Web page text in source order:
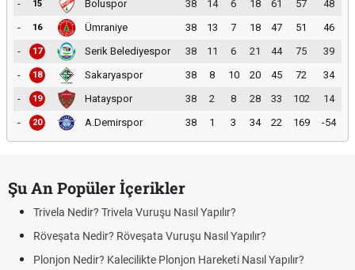
-
15 Boluspor 38 14 6 18 61 57
48
-
16 Ümraniye 38 13 7 18 47 51
46
-
17 Serik Belediyespor 38 11 6 21 44 75
39
-
18 Sakaryaspor 38 8 10 20 45 72
34
-
19 Hatayspor 38 2 8 28 33 102
14
-
20 A.Demirspor 38 1 3 34 22 169 -54
Şu An Popüler İçerikler
Trivela Nedir? Trivela Vuruşu Nasıl Yapılır?
Röveşata Nedir? Röveşata Vuruşu Nasıl Yapılır?
Plonjon Nedir? Kalecilikte Plonjon Hareketi Nasıl Yapılır?